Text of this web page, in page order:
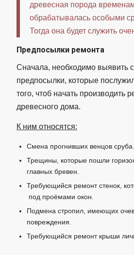
древесная порода
обрабатывалась особыми
Тогда она будет служить
Предпосылки ремонта
Сначала, необходимо выявить
предпосылки, которые
того, чтоб начать производить
древесного дома.
К ним относятся:
Смена прогнивших венцов сруба.
Трещины, которые пошли
главных бревен.
Требующийся ремонт стенок,
под проёмами окон.
Подмена стропил, имеющих
повреждения.
Требующийся ремонт крыши